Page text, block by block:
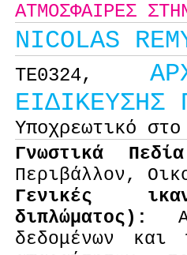
ΑΤΜΟΣΦΑΙΡΕΣ
NICOLAS
ΤΕ0324,
ΕΙΔΙΚΕΥΣΗΣ
Υποχρεωτικό
Γνωστικά
Περιβάλλον,
Γενικές
διπλώματος):
δεδομένων